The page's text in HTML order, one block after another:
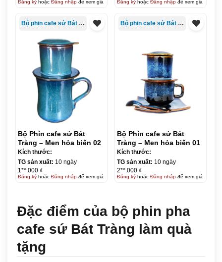
Đăng kýhoặc Đăng nhậpđể xem giá Đăng kýhoặc Đăng nhậpđể xem giá
Bộ phin cafe sứ Bát Tràng
Bộ Phin cafe sứ Bát
Tràng – Men hỏa biến 02
Kích thước:
TG sản xuất: 10 ngày
1**.000 ₫
Đăng kýhoặc Đăng nhậpđể xem giá
Bộ phin cafe sứ Bát Tràng
Bộ Phin cafe sứ Bát
Tràng – Men hỏa biến 01
Kích thước:
TG sản xuất: 10 ngày
2**.000 ₫
Đăng kýhoặc Đăng nhậpđể xem giá
Đặc điểm của bộ phin pha
cafe sứ Bát Tràng làm quà
tặng